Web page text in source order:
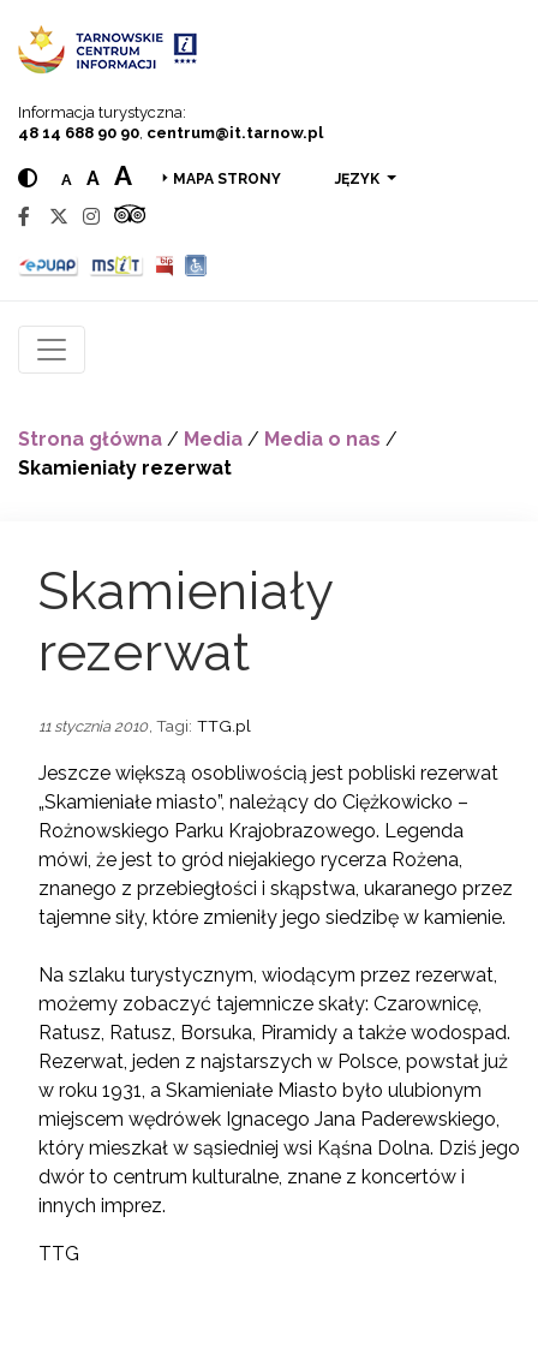
Informacja turystyczna:
48 14 688 90 90 centrum@it.tarnow.pl
A A A MAPA STRONY JĘZYK
Strona główna / Media / Media o nas /
Skamieniały rezerwat
Skamieniały
rezerwat
11 stycznia 2010 , Tagi: TTG.pl
Jeszcze większą osobliwością jest pobliski rezerwat
„Skamieniałe miasto”, należący do Ciężkowicko –
Rożnowskiego Parku Krajobrazowego. Legenda
mówi, że jest to gród niejakiego rycerza Rożena,
znanego z przebiegłości i skąpstwa, ukaranego przez
tajemne siły, które zmieniły jego siedzibę w kamienie.
Na szlaku turystycznym, wiodącym przez rezerwat,
możemy zobaczyć tajemnicze skały: Czarownicę,
Ratusz, Ratusz, Borsuka, Piramidy a także wodospad.
Rezerwat, jeden z najstarszych w Polsce, powstał już
w roku 1931, a Skamieniałe Miasto było ulubionym
miejscem wędrówek Ignacego Jana Paderewskiego,
który mieszkał w sąsiedniej wsi Kąśna Dolna. Dziś jego
dwór to centrum kulturalne, znane z koncertów i
innych imprez.
TTG